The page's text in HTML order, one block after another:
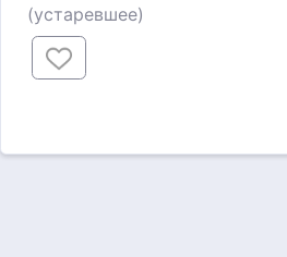
(устаревшее)